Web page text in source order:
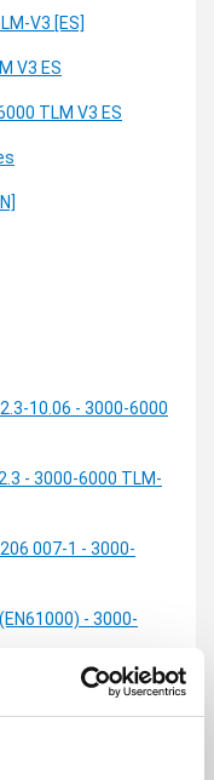
V3 [ES]
V3 ES
TLM V3 ES
10.06 - 3000-6000
- 3000-6000 TLM-
007-1 - 3000-
- 3000-
- 3000-6000
- 3000-